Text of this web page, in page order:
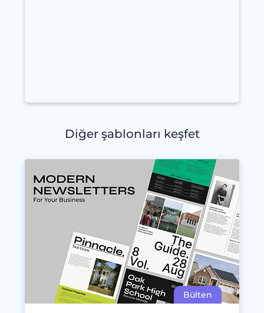
Diğer şablonları keşfet